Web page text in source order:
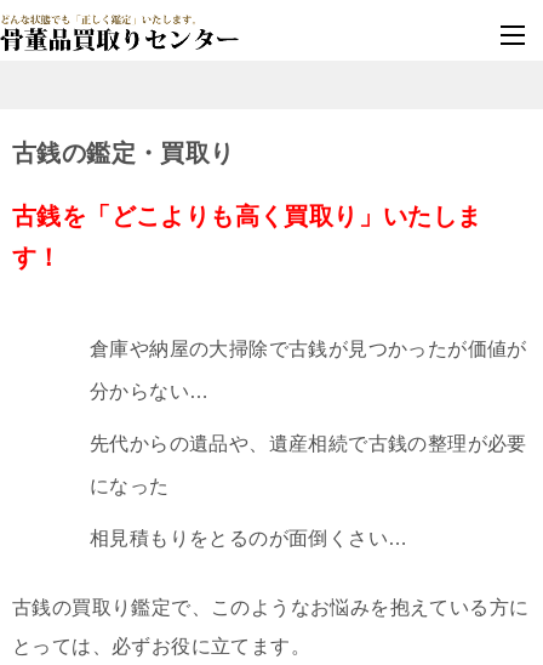
古銭の鑑定・買取り
古銭を「どこよりも高く買取り」いたしま
す！
倉庫や納屋の大掃除で古銭が見つかったが価値が
分からない…
先代からの遺品や、遺産相続で古銭の整理が必要
になった
相見積もりをとるのが面倒くさい…
古銭の買取り鑑定で、このようなお悩みを抱えている方に
とっては、必ずお役に立てます。